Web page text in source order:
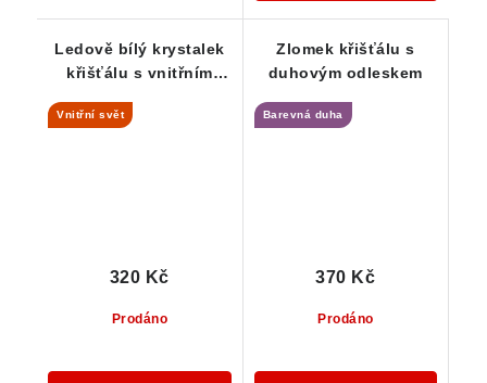
Ledově bílý krystalek
křišťálu s vnitřním
Vnitřní svět
Prodáno
320 Kč
Zlomek křišťálu s
duhovým odleskem
Barevná duha
Prodáno
370 Kč